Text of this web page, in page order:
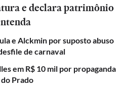
e declara patrimônio
e Alckmin por suposto abuso
de carnaval
em R$ 10 mil por propaganda
Prado